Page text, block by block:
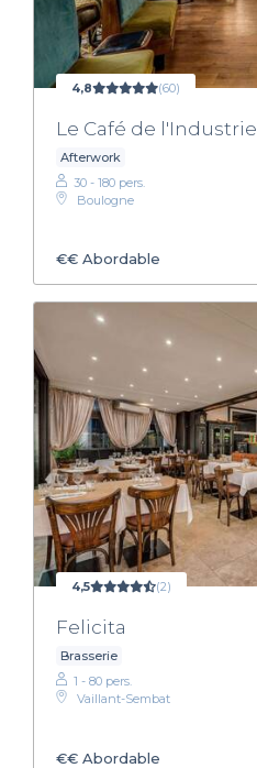
4,8 (60)
Le Café de l'Industrie
Afterwork
30 - 180 pers.
Boulogne
€€ Abordable
4,5 (2)
Felicita
Brasserie
1 - 80 pers.
Vaillant-Sembat
€€ Abordable